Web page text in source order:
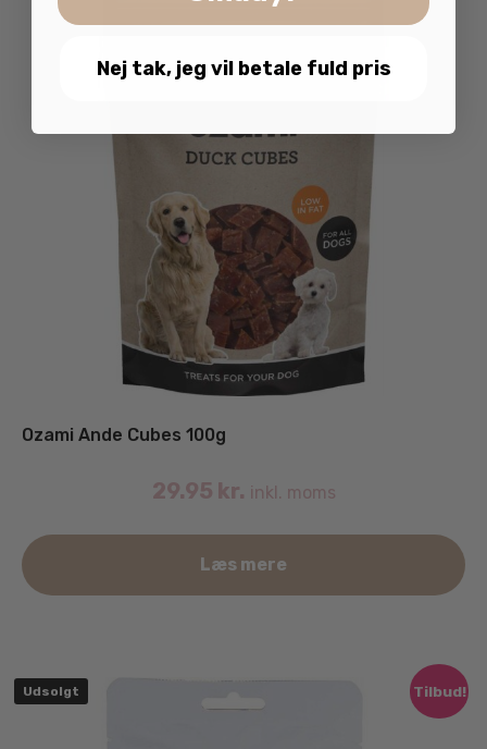
Ozami Ande Cubes 100g
29.95 kr. inkl. moms
Læs mere
Tilbud!
Udsolgt
Nej tak, jeg vil betale fuld pris